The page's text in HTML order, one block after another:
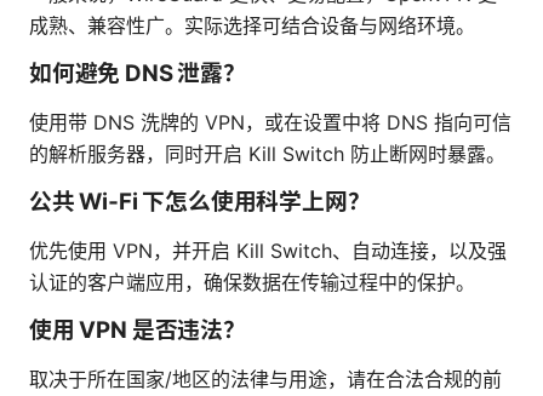
成熟、兼容性广。实际选择可结合设备与网络环境。
如何避免 DNS 泄露？
使用带 DNS 洗牌的 VPN，或在设置中将 DNS 指向可信
的解析服务器，同时开启 Kill Switch 防止断网时暴露。
公共 Wi‑Fi 下怎么使用科学上网？
优先使用 VPN，并开启 Kill Switch、自动连接，以及强
认证的客户端应用，确保数据在传输过程中的保护。
使用 VPN 是否违法？
取决于所在国家/地区的法律与用途，请在合法合规的前